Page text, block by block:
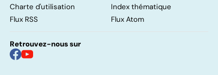
Charte d'utilisation
Index thématique
Flux RSS
Flux Atom
Retrouvez-nous sur